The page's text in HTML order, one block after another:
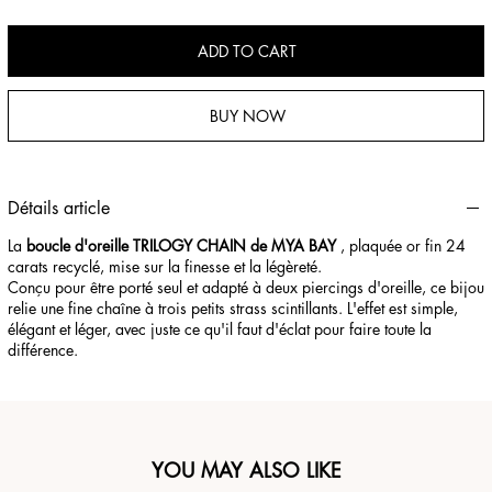
ADD TO CART
BUY NOW
Détails article
La boucle d'oreille TRILOGY CHAIN ​​de MYA BAY, plaquée or fin 24
carats recyclé, mise sur la finesse et la légèreté.
Conçu pour être porté seul et adapté à deux piercings d'oreille, ce bijou
relie une fine chaîne à trois petits strass scintillants. L'effet est simple,
élégant et léger, avec juste ce qu'il faut d'éclat pour faire toute la
différence.
YOU MAY ALSO LIKE